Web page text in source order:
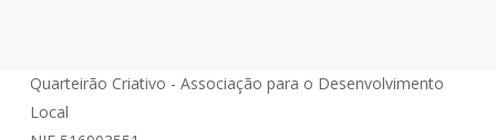
Quarteirão Criativo - Associação para o Desenvolvimento
Local